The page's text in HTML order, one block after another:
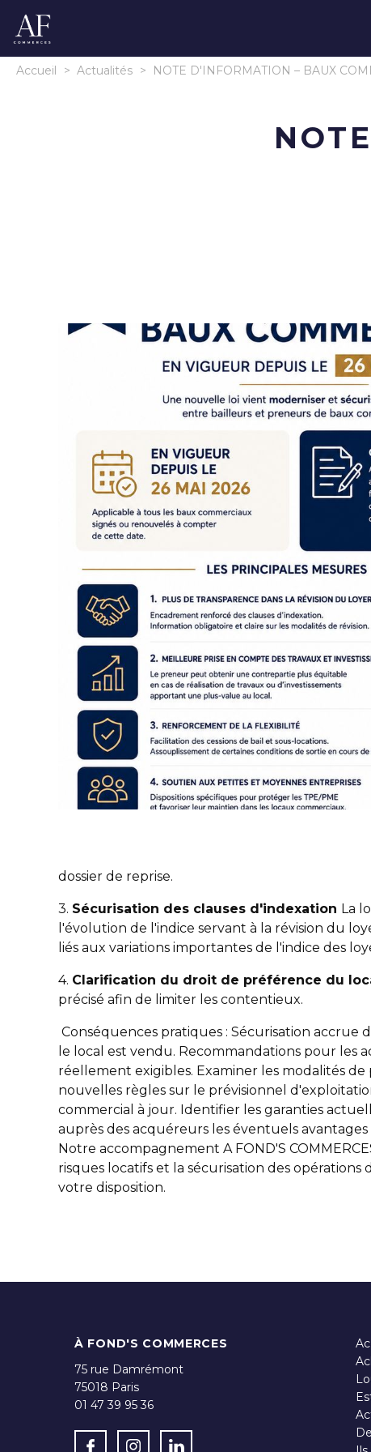
Accueil > Actualités > NOTE D'INFORMATION – BAUX
dossier de reprise.
3. Sécurisation des clauses d'indexation La
l'évolution de l'indice servant à la révision du
liés aux variations importantes de l'indice des
4. Clarification du droit de préférence du
précisé afin de limiter les contentieux.
Conséquences pratiques : Sécurisation accrue
le local est vendu. Recommandations pour
réellement exigibles. Examiner les modalités
nouvelles règles sur le prévisionnel
commercial à jour. Identifier les garanties
auprès des acquéreurs les éventuels
Notre accompagnement A FOND'S
risques locatifs et la sécurisation des
votre disposition.
À FOND'S COMMERCES
75 rue Damrémont
75018 Paris
01 47 39 95 36